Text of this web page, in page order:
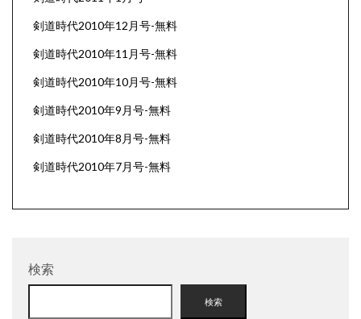
剣道時代2010年12月号-無料
剣道時代2010年11月号-無料
剣道時代2010年10月号-無料
剣道時代2010年9月号-無料
剣道時代2010年8月号-無料
剣道時代2010年7月号-無料
検索
検索